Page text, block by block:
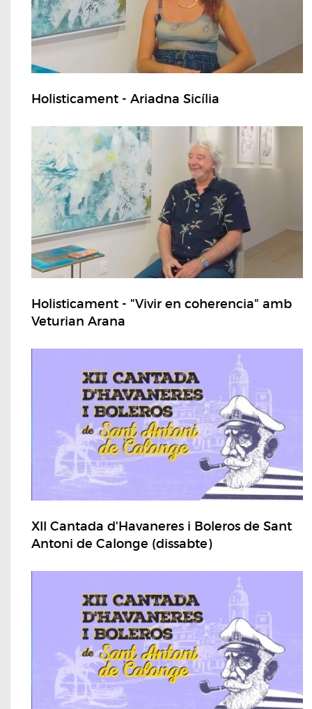
Holisticament - Ariadna Sicília
Holisticament - "Vivir en coherencia" amb
Veturian Arana
XII Cantada d'Havaneres i Boleros de Sant
Antoni de Calonge (dissabte)